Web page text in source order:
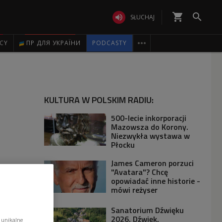
 SŁUCHAJ shopping_cart 
ПР ДЛЯ УКРАЇНИ PODCASTY 
KULTURA W POLSKIM RADIU:
500-lecie inkorporacji
Mazowsza do Korony.
Niezwykła wystawa w
Płocku
James Cameron porzuci
"Avatara"? Chcę
opowiadać inne historie -
mówi reżyser
Sanatorium Dźwięku
2026. Dźwięk,